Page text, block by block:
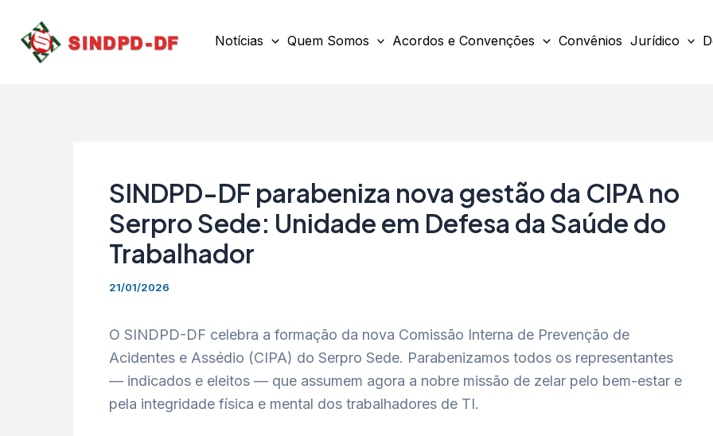
para
Notícias Quem Somos Acordos e Convenções Convênios Jurídico
SINDPD-DF parabeniza nova gestão da CIPA no
Serpro Sede: Unidade em Defesa da Saúde do
Trabalhador
21/01/2026
O SINDPD-DF celebra a formação da nova Comissão Interna de Prevenção de
Acidentes e Assédio (CIPA) do Serpro Sede. Parabenizamos todos os representantes
— indicados e eleitos — que assumem agora a nobre missão de zelar pelo bem-estar e
pela integridade física e mental dos trabalhadores de TI.